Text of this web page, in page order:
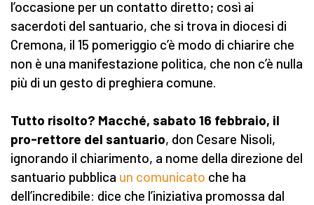
l’occasione per un contatto diretto; così ai
sacerdoti del santuario, che si trova in diocesi di
Cremona, il 15 pomeriggio c’è modo di chiarire che
non è una manifestazione politica, che non c’è nulla
più di un gesto di preghiera comune.
Tutto risolto? Macché, sabato 16 febbraio, il
pro-rettore del santuario, don Cesare Nisoli,
ignorando il chiarimento, a nome della direzione del
santuario pubblica un comunicato che ha
dell’incredibile: dice che l’iniziativa promossa dal